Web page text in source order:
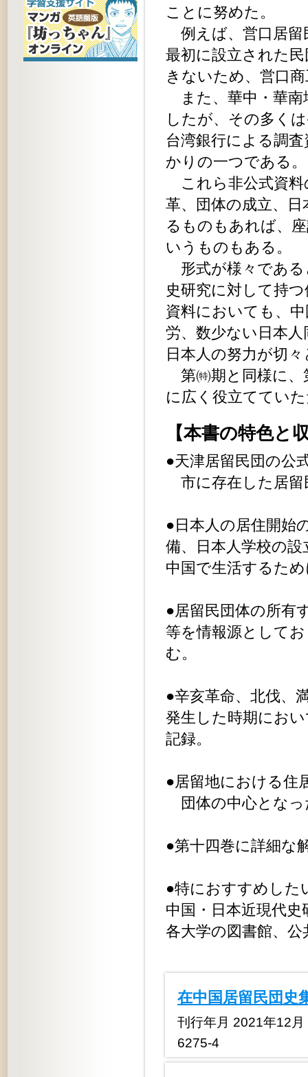
ことに努めた。
例えば、営口居留
最初に設立された
きないため、営口
また、華中・華南
したが、その多く
台湾銀行による調
かりの一つである。
これら非公式資料
革、団体の成立、
るものもあれば、
いうものもある。
形式が様々である
史研究に対して持
資料においても、
労、数少ない日本
日本人の努力が切
第㈵期と同様に、
に広く役立ててい
【本書の特色と
●天津居留民団の公
市に存在した居留
●日本人の居住開始
備、日本人学校の
中国で生活するた
●居留民団体の所有
等を情報源として
む。
●辛亥革命、北伐、
発生した時期にお
記録。
●居留地における住
団体の中心となっ
●第十四巻に詳細な
●特におすすめし
中国・日本近現代
各大学の図書館、
在中国居留民団
刊行年月 2021年12
6275-4